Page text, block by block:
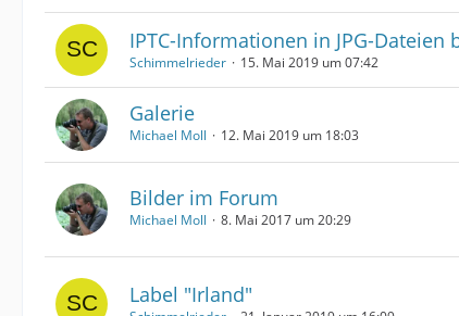
IPTC-Informationen in JPG-Dateien
Schimmelrieder 15. Mai 2019 um 07:42
Galerie
Michael Moll 12. Mai 2019 um 18:03
Bilder im Forum
Michael Moll 8. Mai 2017 um 20:29
Label "Irland"